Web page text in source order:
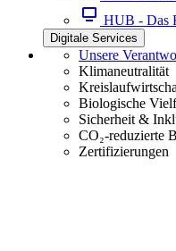
HUB - Das
Digitale Services
Unsere
Klimaneutralität
Biologische
Sicherheit &
CO₂-reduzierte
Zertifizierungen